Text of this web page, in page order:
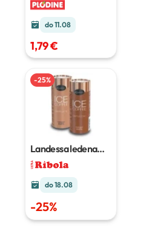
do 11.08
1,79 €
-25%
Landessa ledena
kava
do 18.08
-25%